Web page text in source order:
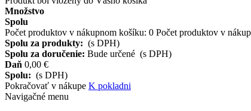
Množstvo
Spolu
Počet produktov v nákupnom košíku: 0 Počet produktov v
Spolu za produkty: (s DPH)
Spolu za doručenie: Bude určené (s DPH)
Daň 0,00 €
Spolu: (s DPH)
Pokračovať v nákupe K pokladni
Navigačné menu